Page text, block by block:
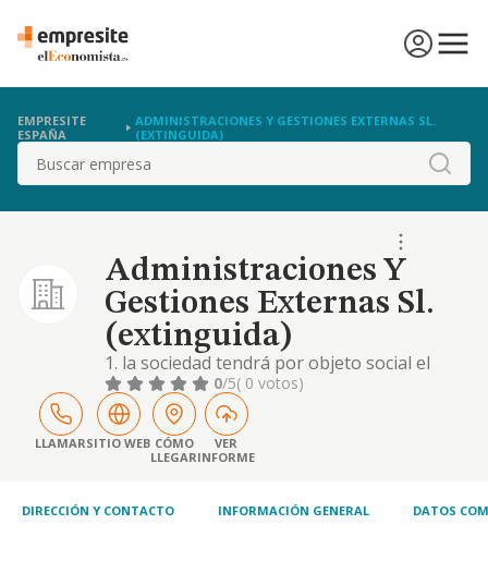
EMPRESITE
ESPAÑA
ADMINISTRACIONES Y GESTIONES EXTERNAS SL.
(EXTINGUIDA)
Buscar
Administraciones Y
Gestiones Externas Sl.
(extinguida)
1. la sociedad tendrá por objeto social el
desarrollo de las siguientes actividades:
cnae: 7022 - otras actividades de consultoría
de gestión empresarial. a) la intermediación
en la prestación de servicios de todo tipo en
el ámbito empresarial, urbanístico y de
0/5( 0 votos)
LLAMARSITIO WEB CÓMO
LLEGAR
VER
INFORME
DIRECCIÓN Y CONTACTO INFORMACIÓN GENERAL DATOS